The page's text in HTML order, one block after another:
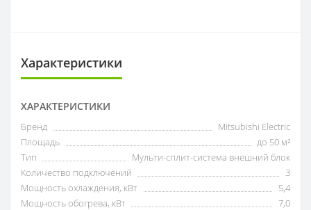
Характеристики
ХАРАКТЕРИСТИКИ
Бренд
Mitsubishi Electric
Площадь
до 50 м²
Тип
Мульти-сплит-система внешний блок
Количество подключений
3
Мощность охлаждения, кВт
5,4
Мощность обогрева, кВт
7,0